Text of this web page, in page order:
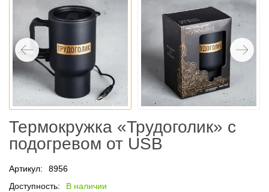
Термокружка «Трудоголик» с
подогревом от USB
Артикул:
8956
Доступность:
В наличии